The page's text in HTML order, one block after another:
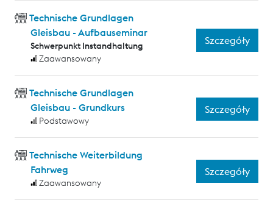
Technische Grundlagen
Gleisbau - Aufbauseminar
Schwerpunkt Instandhaltung
Zaawansowany
Szczegóły
Technische Grundlagen
Gleisbau - Grundkurs
Podstawowy
Szczegóły
Technische Weiterbildung
Fahrweg
Zaawansowany
Szczegóły